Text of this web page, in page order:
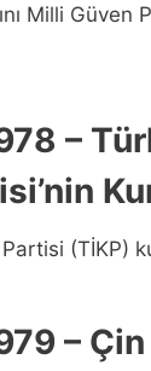
Milli Güven
–
(TİKP)
–